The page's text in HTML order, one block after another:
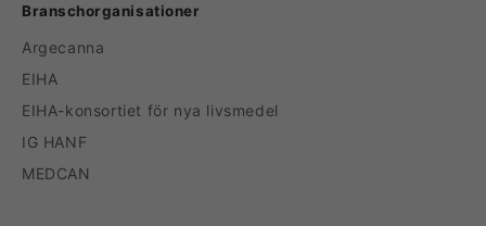
Branschorganisationer
Argecanna
EIHA
EIHA-konsortiet för nya livsmedel
IG HANF
MEDCAN